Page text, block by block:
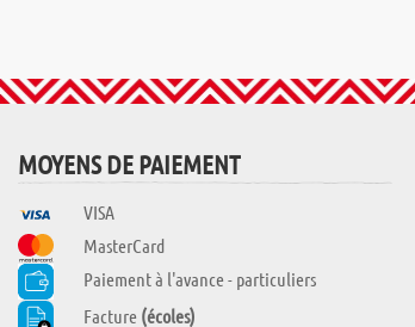
MOYENS DE PAIEMENT
VISA
MasterCard
Paiement à l'avance - particuliers
Facture (écoles)